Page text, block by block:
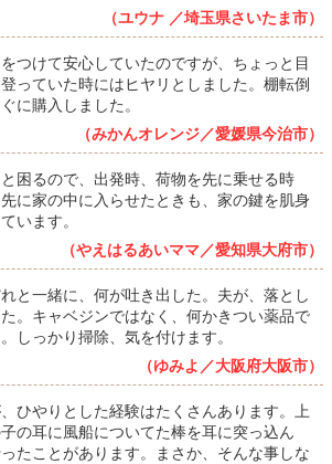
（ユウナ ／埼玉県さいたま市）
つけて安心していたのですが、ちょっと目
っていた時にはヒヤリとしました。棚転倒
に購入しました。
（みかんオレンジ／愛媛県今治市）
困るので、出発時、荷物を先に乗せる時
に家の中に入らせたときも、家の鍵を肌身
います。
（やえはるあいママ／愛知県大府市）
と一緒に、何が吐き出した。夫が、落とし
。キャベジンではなく、何かきつい薬品で
しっかり掃除、気を付けます。
（ゆみよ／大阪府大阪市）
ひやりとした経験はたくさんあります。上
の耳に風船についてた棒を耳に突っ込ん
たことがあります。まさか、そんな事しな